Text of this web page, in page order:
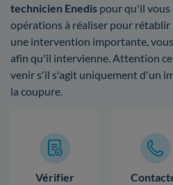
technicien Enedis pour qu'il vous
opérations à réaliser pour
une intervention importante,
afin qu'il intervienne. Attention
venir s'il s'agit uniquement d'un
la coupure.
Vérifier